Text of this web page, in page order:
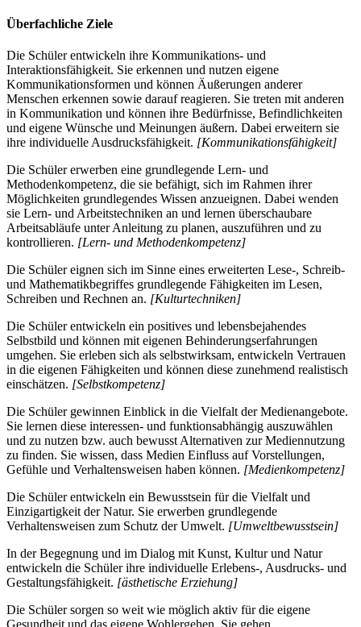
Überfachliche Ziele
Die Schüler entwickeln ihre Kommunikations- und
Interaktionsfähigkeit. Sie erkennen und nutzen eigene
Kommunikationsformen und können Äußerungen anderer
Menschen erkennen sowie darauf reagieren. Sie treten mit anderen
in Kommunikation und können ihre Bedürfnisse, Befindlichkeiten
und eigene Wünsche und Meinungen äußern. Dabei erweitern sie
ihre individuelle Ausdrucksfähigkeit. [Kommunikationsfähigkeit]
Die Schüler erwerben eine grundlegende Lern- und
Methodenkompetenz, die sie befähigt, sich im Rahmen ihrer
Möglichkeiten grundlegendes Wissen anzueignen. Dabei wenden
sie Lern- und Arbeitstechniken an und lernen überschaubare
Arbeitsabläufe unter Anleitung zu planen, auszuführen und zu
kontrollieren. [Lern- und Methodenkompetenz]
Die Schüler eignen sich im Sinne eines erweiterten Lese-, Schreib-
und Mathematikbegriffes grundlegende Fähigkeiten im Lesen,
Schreiben und Rechnen an. [Kulturtechniken]
Die Schüler entwickeln ein positives und lebensbejahendes
Selbstbild und können mit eigenen Behinderungserfahrungen
umgehen. Sie erleben sich als selbstwirksam, entwickeln Vertrauen
in die eigenen Fähigkeiten und können diese zunehmend realistisch
einschätzen. [Selbstkompetenz]
Die Schüler gewinnen Einblick in die Vielfalt der Medienangebote.
Sie lernen diese interessen- und funktionsabhängig auszuwählen
und zu nutzen bzw. auch bewusst Alternativen zur Mediennutzung
zu finden. Sie wissen, dass Medien Einfluss auf Vorstellungen,
Gefühle und Verhaltensweisen haben können. [Medienkompetenz]
Die Schüler entwickeln ein Bewusstsein für die Vielfalt und
Einzigartigkeit der Natur. Sie erwerben grundlegende
Verhaltensweisen zum Schutz der Umwelt. [Umweltbewusstsein]
In der Begegnung und im Dialog mit Kunst, Kultur und Natur
entwickeln die Schüler ihre individuelle Erlebens-, Ausdrucks- und
Gestaltungsfähigkeit. [ästhetische Erziehung]
Die Schüler sorgen so weit wie möglich aktiv für die eigene